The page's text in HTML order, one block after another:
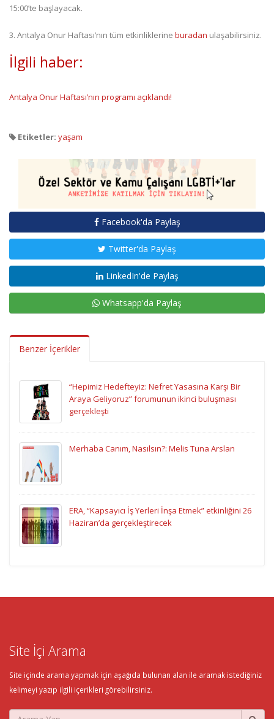
15:00’te başlayacak.
3. Antalya Onur Haftası’nın tüm etkinliklerine buradan ulaşabilirsiniz.
İlgili haber:
Antalya Onur Haftası’nın programı açıklandı!
Etiketler: yaşam
Facebook'da Paylaş
Twitter'da Paylaş
LinkedIn'de Paylaş
Whatsapp'da Paylaş
Benzer İçerikler
“Hepimiz Hedefteyiz: Nefret Yasasına Karşı Bir
Araya Geliyoruz” forumunun ikinci buluşması
gerçekleşti
Merhaba Canım, Nasılsın?: Melis Tuna Arslan
ERA, “Kapsayıcı İş Yerleri İnşa Etmek” etkinliğini 26
Haziran’da gerçekleştirecek
Site İçi Arama
Site içinde arama yapmak için aşağıda bulunan alan ile aramak istediğiniz
kelimeyi yazıp ilgili içerikleri görebilirsiniz.